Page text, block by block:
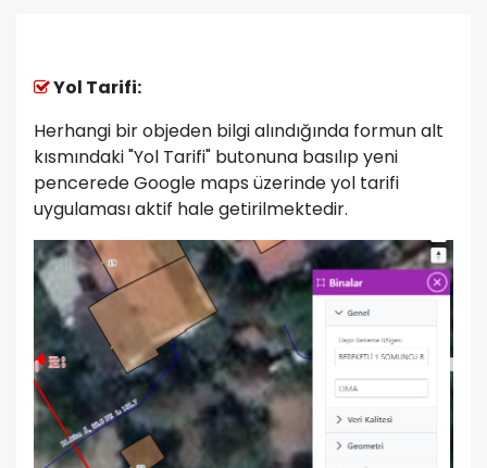
Yol Tarifi:
Herhangi bir objeden bilgi alındığında formun alt
kısmındaki "Yol Tarifi" butonuna basılıp yeni
pencerede Google maps üzerinde yol tarifi
uygulaması aktif hale getirilmektedir.